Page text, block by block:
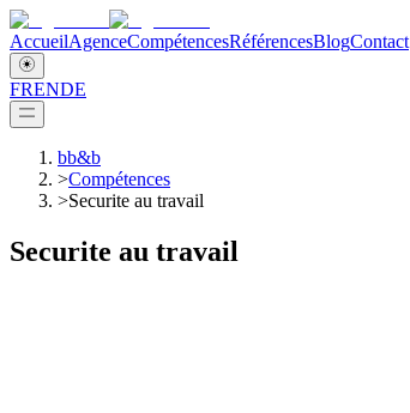
AccueilAgenceCompétencesRéférencesBlogContact
FRENDE
bb&b
>Compétences
>Securite au travail
Securite au travail